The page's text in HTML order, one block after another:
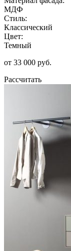
МДФ
Стиль:
Классический
Цвет:
Темный
от 33 000 руб.
Рассчитать